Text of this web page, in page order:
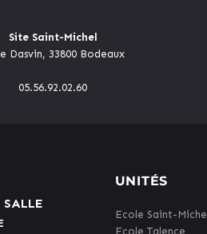
Site Saint-Michel
Dasvin, 33800 Bodeaux
05.56.92.02.60
UNITÉS
Ecole Saint-Michel
Ecole Talence